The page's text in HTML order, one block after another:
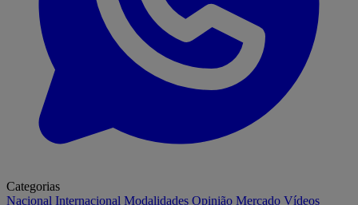
Categorias
Nacional Internacional Modalidades Opinião Mercado Vídeos